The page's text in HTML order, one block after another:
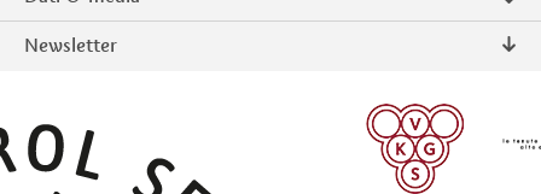
Contatto
Intranet
Comunicati stampa
Newsletter